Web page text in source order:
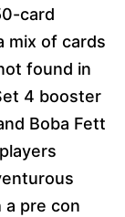
card
mix of cards
found in
4 booster
Boba Fett
a pre con